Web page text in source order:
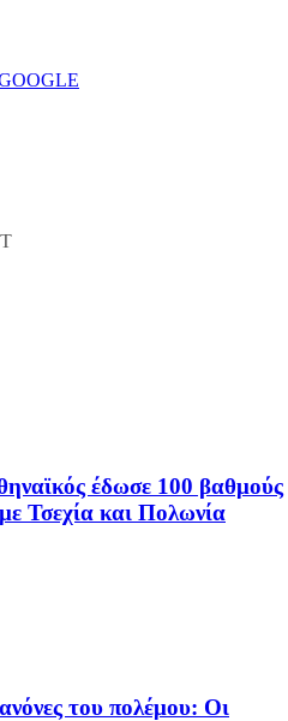
έδωσε 100 βαθμούς
Τσεχία και Πολωνία
του πολέμου: Οι